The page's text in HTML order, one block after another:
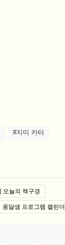
#지미 카터
오늘의 책구경
옹달샘 프로그램 캘린더